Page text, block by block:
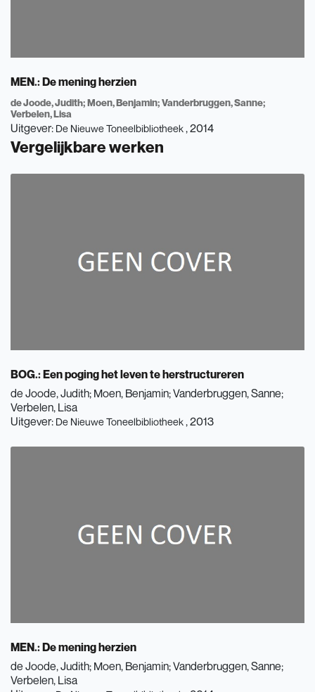
MEN.: De mening herzien
de Joode, Judith Moen, Benjamin Vanderbruggen, Sanne
Verbelen, Lisa
Uitgever: De Nieuwe Toneelbibliotheek, 2014
Vergelijkbare werken
BOG.: Een poging het leven te herstructureren
de Joode, Judith Moen, Benjamin Vanderbruggen, Sanne
Verbelen, Lisa
Uitgever: De Nieuwe Toneelbibliotheek, 2013
MEN.: De mening herzien
de Joode, Judith Moen, Benjamin Vanderbruggen, Sanne
Verbelen, Lisa